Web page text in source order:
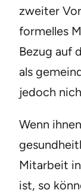
zweiter
formelles
Bezug auf
als
jedoch
Wenn
Mitarbeit
ist, so